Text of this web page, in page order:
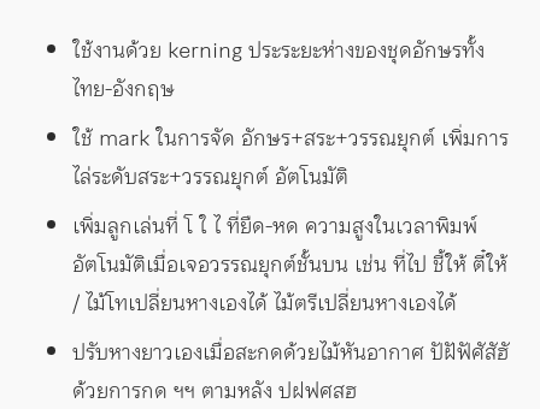
ใช้งานด้วย kerning ประระยะห่างของชุดอักษรทั้ง
ไทย-อังกฤษ
ใช้ mark ในการจัด อักษร+สระ+วรรณยุกต์ เพิ่มการ
ไล่ระดับสระ+วรรณยุกต์ อัตโนมัติ
เพิ่มลูกเล่นที่ โ ใ ไ ที่ยืด-หด ความสูงในเวลาพิมพ์
อัตโนมัติเมื่อเจอวรรณยุกต์ชั้นบน เช่น ที่ไป ชี้ให้ ตี๋ให้
/ ไม้โทเปลี่ยนหางเองได้ ไม้ตรีเปลี่ยนหางเองได้
ปรับหางยาวเองเมื่อสะกดด้วยไม้หันอากาศ ปัฝัฟัศัสัฮั
ด้วยการกด ฯฯ ตามหลัง ปฝฟศสฮ